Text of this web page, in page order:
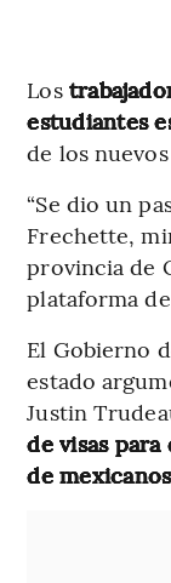
Los
estudiantes
de los
“Se dio un
Frechette,
provincia de
plataforma
El Gobierno
estado
Justin
de visas
de